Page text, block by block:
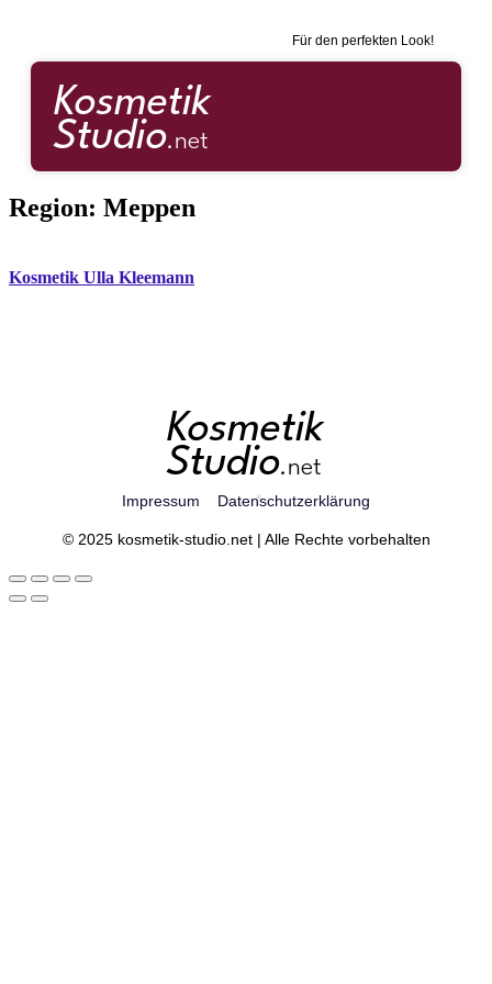
Für den perfekten Look!
Region: Meppen
Kosmetik Ulla Kleemann
Impressum Datenschutzerklärung
© 2025 kosmetik-studio.net | Alle Rechte vorbehalten